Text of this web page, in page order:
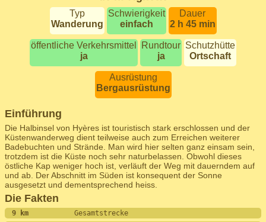
Typ
Wanderung
Schwierigkeit
einfach
Dauer
2 h 45 min
öffentliche Verkehrsmittel
ja
Rundtour
ja
Schutzhütte
Ortschaft
Ausrüstung
Bergausrüstung
Einführung
Die Halbinsel von Hyères ist touristisch stark erschlossen und der
Küstenwanderweg dient teilweise auch zum Erreichen weiterer
Badebuchten und Strände. Man wird hier selten ganz einsam sein,
trotzdem ist die Küste noch sehr naturbelassen. Obwohl dieses
östliche Kap weniger hoch ist, verläuft der Weg mit dauerndem auf
und ab. Der Abschnitt im Süden ist konsequent der Sonne
ausgesetzt und dementsprechend heiss.
Die Fakten
9 km Gesamtstrecke